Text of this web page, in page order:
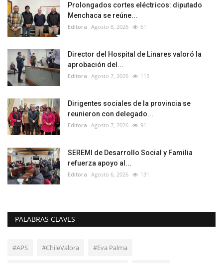
Prolongados cortes eléctricos: diputado
Menchaca se reúne...
Editora Agosto 8, 2026 61
Director del Hospital de Linares valoró la
aprobación del...
Editora Agosto 7, 2026 115
Dirigentes sociales de la provincia se
reunieron con delegado...
Editora Agosto 7, 2026 91
SEREMI de Desarrollo Social y Familia
refuerza apoyo al...
Editora Agosto 6, 2026 131
PALABRAS CLAVES
#APS #ChileValora #Eva Palma